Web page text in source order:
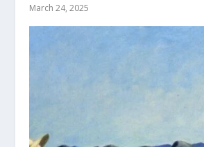
March 24, 2025